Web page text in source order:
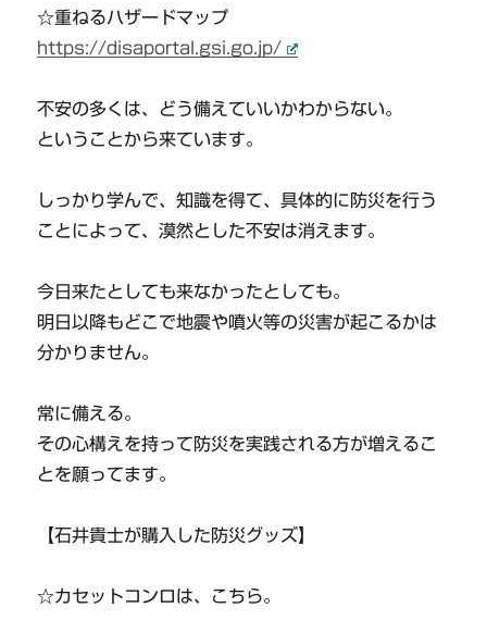
☆重ねるハザードマップ
https://disaportal.gsi.go.jp/
不安の多くは、どう備えていいかわからない。
ということから来ています。
しっかり学んで、知識を得て、具体的に防災を行う
ことによって、漠然とした不安は消えます。
今日来たとしても来なかったとしても。
明日以降もどこで地震や噴火等の災害が起こるかは
分かりません。
常に備える。
その心構えを持って防災を実践される方が増えるこ
とを願ってます。
【石井貴士が購入した防災グッズ】
☆カセットコンロは、こちら。